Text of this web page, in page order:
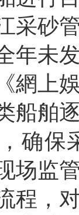
采砂
年未
網上
船舶
确保
场监
程，